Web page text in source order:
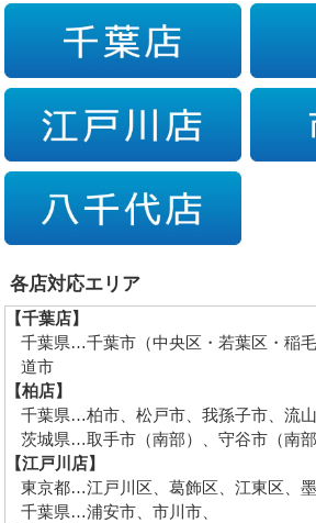
各店対応エリア
【千葉店】
千葉県…千葉市（中央区・若葉区・稲
道市
【柏店】
千葉県…柏市、松戸市、我孫子市、流
茨城県…取手市（南部）、守谷市（南部
【江戸川店】
東京都…江戸川区、葛飾区、江東区、
千葉県…浦安市、市川市、